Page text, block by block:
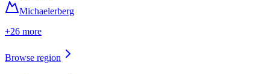
Michaelerberg
+26 more
Browse region